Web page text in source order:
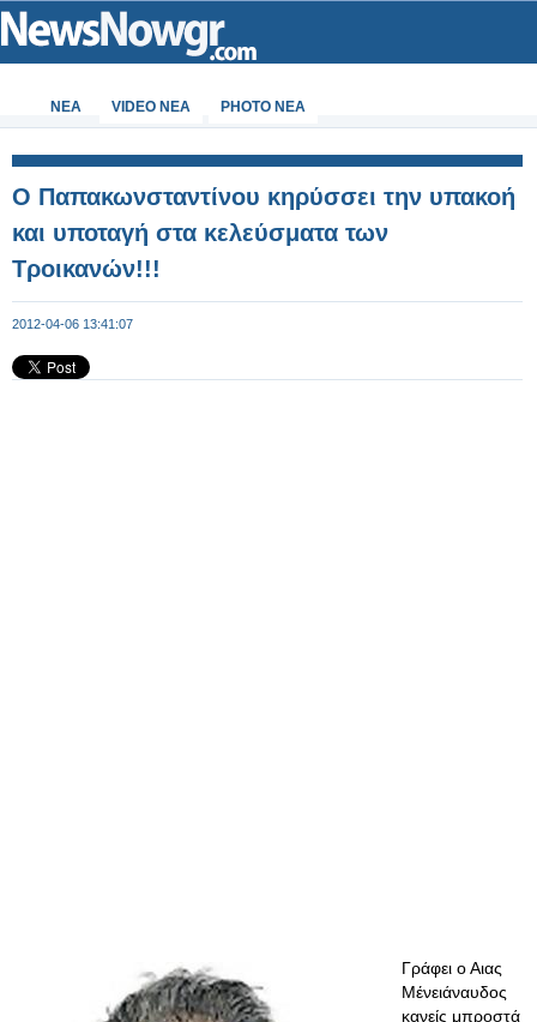
ΝΕΑ VIDEO NEA PHOTO NEA
Ο Παπακωνσταντίνου κηρύσσει την υπακοή
και υποταγή στα κελεύσματα των
Τροικανών!!!
2012-04-06 13:41:07
Γράφει ο Αιας
Μένειάναυδος
κανείς μπροστά